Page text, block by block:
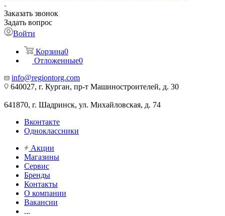
Заказать звонок
Задать вопрос
Войти
Корзина0
Отложенные0
info@regiontorg.com
640027, г. Курган, пр-т Машиностроителей, д. 30
641870, г. Шадринск, ул. Михайловская, д. 74
Вконтакте
Одноклассники
Акции
Магазины
Сервис
Бренды
Контакты
О компании
Вакансии
...